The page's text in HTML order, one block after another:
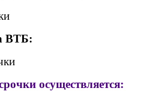
ВТБ:
осуществляется: